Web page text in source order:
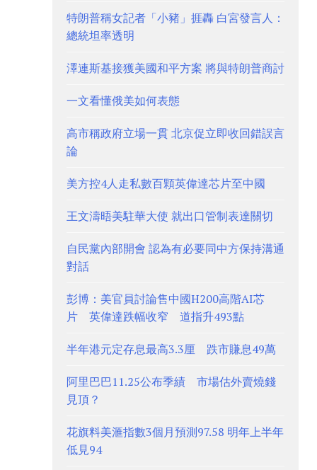
特朗普稱女記者「小豬」捱轟 白宮發言人：
總統坦率透明
澤連斯基接獲美國和平方案 將與特朗普商討
一文看懂俄美如何表態
高市稱政府立場一貫 北京促立即收回錯誤言
論
美方控4人走私數百顆英偉達芯片至中國
王文濤晤美駐華大使 就出口管制表達關切
自民黨內部開會 認為有必要同中方保持溝通
對話
彭博：美官員討論售中國H200高階AI芯
片 英偉達跌幅收窄 道指升493點
半年港元定存息最高3.3厘 跌市賺息49萬
阿里巴巴11.25公布季績 市場估外賣燒錢
見頂？
花旗料美滙指數3個月預測97.58 明年上半年
低見94